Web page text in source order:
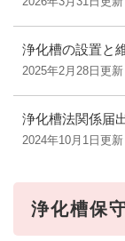
浄化槽の設置と
2025年2月28日更新
浄化槽法関係届
2024年10月1日更新
浄化槽保